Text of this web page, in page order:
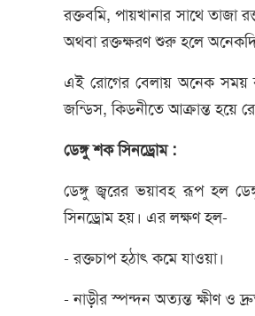
রক্তবমি, পায়খানার সাথে তাজা
অথবা রক্তক্ষরণ শুরু হলে
এই রোগের বেলায় অনেক সময়
জন্ডিস, কিডনীতে আক্রান্ত হয়ে
ডেঙ্গু শক সিনড্রোম :
ডেঙ্গু জ্বরের ভয়াবহ রূপ হল
সিনড্রোম হয়। এর লক্ষণ হল-
- রক্তচাপ হঠাৎ কমে যাওয়া।
- নাড়ীর স্পন্দন অত্যন্ত ক্ষীণ ও